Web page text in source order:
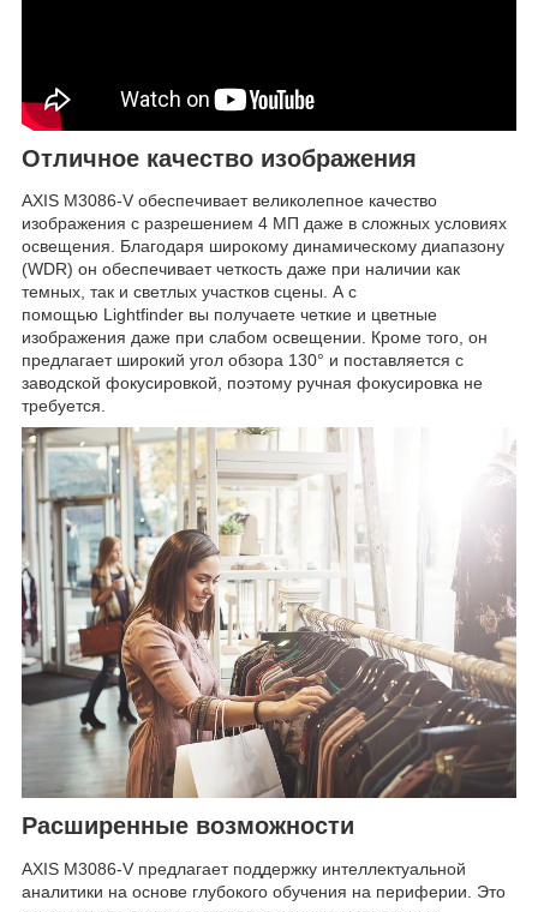
Отличное качество изображения
AXIS M3086-V обеспечивает великолепное качество
изображения с разрешением 4 МП даже в сложных условиях
освещения. Благодаря широкому динамическому диапазону
(WDR) он обеспечивает четкость даже при наличии как
темных, так и светлых участков сцены. А с
помощью Lightfinder вы получаете четкие и цветные
изображения даже при слабом освещении. Кроме того, он
предлагает широкий угол обзора 130° и поставляется с
заводской фокусировкой, поэтому ручная фокусировка не
требуется.
Расширенные возможности
AXIS M3086-V предлагает поддержку интеллектуальной
аналитики на основе глубокого обучения на периферии. Это